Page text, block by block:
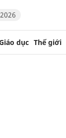
dục Thế giới